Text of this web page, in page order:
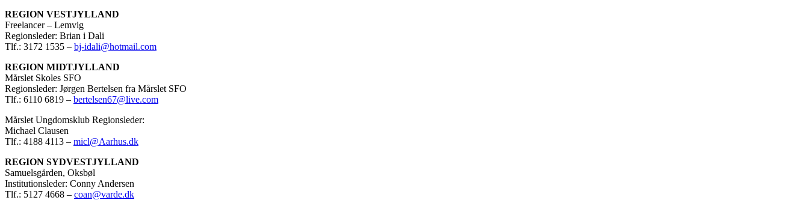
REGION VESTJYLLAND
Freelancer – Lemvig
Regionsleder: Brian i Dali
Tlf.: 3172 1535 – bj-idali@hotmail.com
REGION MIDTJYLLAND
Mårslet Skoles SFO
Regionsleder: Jørgen Bertelsen fra Mårslet SFO
Tlf.: 6110 6819 – bertelsen67@live.com
Mårslet Ungdomsklub Regionsleder:
Michael Clausen
Tlf.: 4188 4113 – micl@Aarhus.dk
REGION SYDVESTJYLLAND
Samuelsgården, Oksbøl
Institutionsleder: Conny Andersen
Tlf.: 5127 4668 – coan@varde.dk